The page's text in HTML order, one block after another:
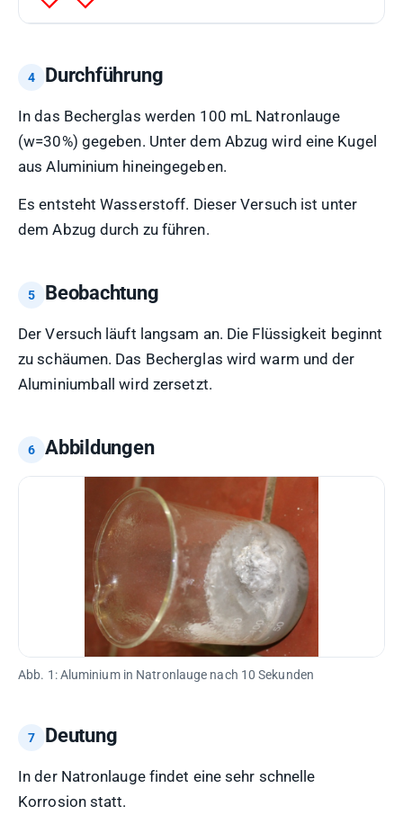
Durchführung
In das Becherglas werden 100 mL Natronlauge
(w=30%) gegeben. Unter dem Abzug wird eine Kugel
aus Aluminium hineingegeben.
Es entsteht Wasserstoff. Dieser Versuch ist unter
dem Abzug durch zu führen.
Beobachtung
Der Versuch läuft langsam an. Die Flüssigkeit beginnt
zu schäumen. Das Becherglas wird warm und der
Aluminiumball wird zersetzt.
Abbildungen
Abb. 1: Aluminium in Natronlauge nach 10 Sekunden
Deutung
In der Natronlauge findet eine sehr schnelle
Korrosion statt.